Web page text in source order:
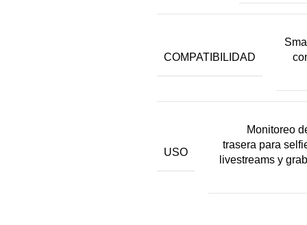
COMPATIBILIDAD
USO
Monitoreo
trasera para
livestreams y